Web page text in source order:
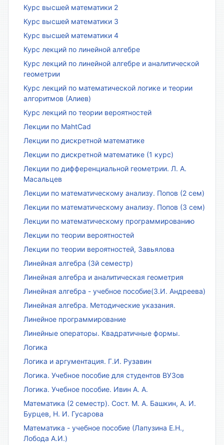
Курс высшей математики 2
Курс высшей математики 3
Курс высшей математики 4
Курс лекций по линейной алгебре
Курс лекций по линейной алгебре и аналитической
геометрии
Курс лекций по математической логике и теории
алгоритмов (Алиев)
Курс лекций по теории вероятностей
Лекции по MahtCad
Лекции по дискретной математике
Лекции по дискретной математике (1 курс)
Лекции по дифференциальной геометрии. Л. А.
Масальцев
Лекции по математическому анализу. Попов (2 сем)
Лекции по математическому анализу. Попов (3 сем)
Лекции по математическому программированию
Лекции по теории вероятностей
Лекции по теории вероятностей, Завьялова
Линейная алгебра (3й семестр)
Линейная алгебра и аналитическая геометрия
Линейная алгебра - учебное пособие(З.И. Андреева)
Линейная алгебра. Методические указания.
Линейное программирование
Линейные операторы. Квадратичные формы.
Логика
Логика и аргументация. Г.И. Рузавин
Логика. Учебное пособие для студентов ВУЗов
Логика. Учебное пособие. Ивин А. А.
Математика (2 семестр). Сост. М. А. Башкин, А. И.
Бурцев, Н. И. Гусарова
Математика - учебное пособие (Лапузина Е.Н.,
Лобода А.И.)